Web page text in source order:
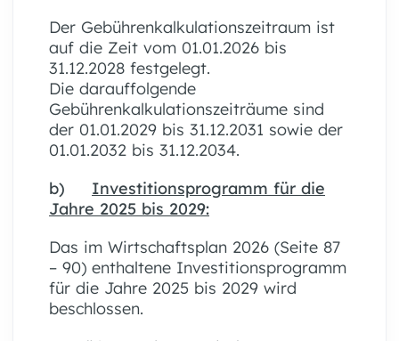
Der Gebührenkalkulationszeitraum ist
auf die Zeit vom 01.01.2026 bis
31.12.2028 festgelegt.
Die darauffolgende
Gebührenkalkulationszeiträume sind
der 01.01.2029 bis 31.12.2031 sowie der
01.01.2032 bis 31.12.2034.
b) Investitionsprogramm für die
Jahre 2025 bis 2029:
Das im Wirtschaftsplan 2026 (Seite 87
– 90) enthaltene Investitionsprogramm
für die Jahre 2025 bis 2029 wird
beschlossen.